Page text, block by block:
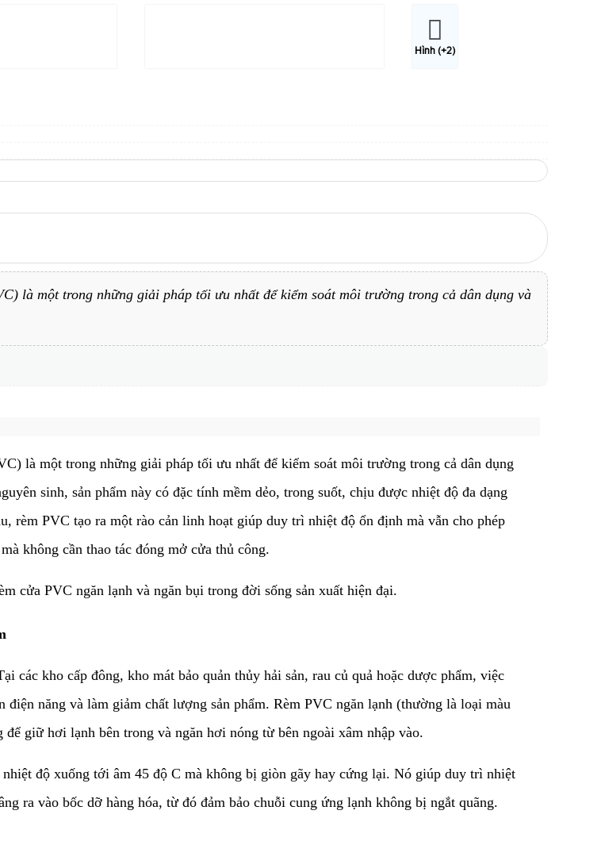
Hình (+2)
là một trong những giải pháp tối ưu nhất để kiểm soát môi trường trong cả dân dụng và
là một trong những giải pháp tối ưu nhất để kiểm soát môi trường trong cả dân dụng
sinh, sản phẩm này có đặc tính mềm dẻo, trong suốt, chịu được nhiệt độ đa dạng
rèm PVC tạo ra một rào cản linh hoạt giúp duy trì nhiệt độ ổn định mà vẫn cho phép
không cần thao tác đóng mở cửa thủ công.
cửa PVC ngăn lạnh và ngăn bụi trong đời sống sản xuất hiện đại.
các kho cấp đông, kho mát bảo quản thủy hải sản, rau củ quả hoặc dược phẩm, việc
năng và làm giảm chất lượng sản phẩm. Rèm PVC ngăn lạnh (thường là loại màu
giữ hơi lạnh bên trong và ngăn hơi nóng từ bên ngoài xâm nhập vào.
độ xuống tới âm 45 độ C mà không bị giòn gãy hay cứng lại. Nó giúp duy trì nhiệt
ra vào bốc dỡ hàng hóa, từ đó đảm bảo chuỗi cung ứng lạnh không bị ngắt quãng.